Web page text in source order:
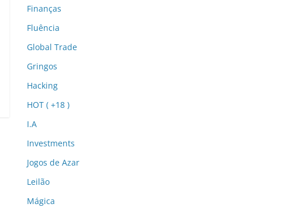
Finanças
Fluência
Global Trade
Gringos
Hacking
HOT ( +18 )
I.A
Investments
Jogos de Azar
Leilão
Mágica